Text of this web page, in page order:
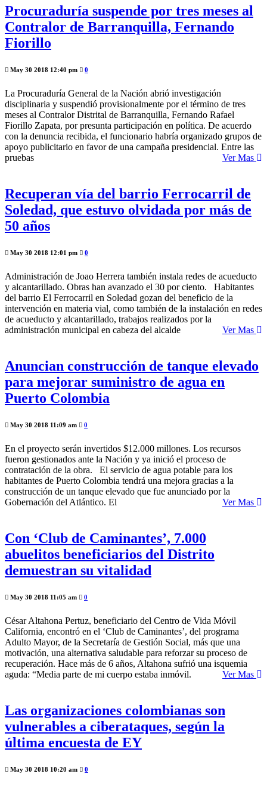
Procuraduría suspende por tres meses al
Contralor de Barranquilla, Fernando
Fiorillo
May 30 2018 12:40 pm 0
La Procuraduría General de la Nación abrió investigación
disciplinaria y suspendió provisionalmente por el término de tres
meses al Contralor Distrital de Barranquilla, Fernando Rafael
Fiorillo Zapata, por presunta participación en política. De acuerdo
con la denuncia recibida, el funcionario habría organizado grupos de
apoyo publicitario en favor de una campaña presidencial. Entre las
pruebas
Ver Mas
Recuperan vía del barrio Ferrocarril de
Soledad, que estuvo olvidada por más de
50 años
May 30 2018 12:01 pm 0
Administración de Joao Herrera también instala redes de acueducto
y alcantarillado. Obras han avanzado el 30 por ciento. Habitantes
del barrio El Ferrocarril en Soledad gozan del beneficio de la
intervención en materia vial, como también de la instalación en redes
de acueducto y alcantarillado, trabajos realizados por la
administración municipal en cabeza del alcalde
Ver Mas
Anuncian construcción de tanque elevado
para mejorar suministro de agua en
Puerto Colombia
May 30 2018 11:09 am 0
En el proyecto serán invertidos $12.000 millones. Los recursos
fueron gestionados ante la Nación y ya inició el proceso de
contratación de la obra. El servicio de agua potable para los
habitantes de Puerto Colombia tendrá una mejora gracias a la
construcción de un tanque elevado que fue anunciado por la
Gobernación del Atlántico. El
Ver Mas
Con ‘Club de Caminantes’, 7.000
abuelitos beneficiarios del Distrito
demuestran su vitalidad
May 30 2018 11:05 am 0
César Altahona Pertuz, beneficiario del Centro de Vida Móvil
California, encontró en el ‘Club de Caminantes’, del programa
Adulto Mayor, de la Secretaría de Gestión Social, más que una
motivación, una alternativa saludable para reforzar su proceso de
recuperación. Hace más de 6 años, Altahona sufrió una isquemia
aguda: “Media parte de mi cuerpo estaba inmóvil.
Ver Mas
Las organizaciones colombianas son
vulnerables a ciberataques, según la
última encuesta de EY
May 30 2018 10:20 am 0